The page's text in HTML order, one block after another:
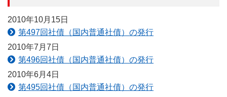
2010年10月15日
第497回社債（国内普通社債）の発行
2010年7月7日
第496回社債（国内普通社債）の発行
2010年6月4日
第495回社債（国内普通社債）の発行